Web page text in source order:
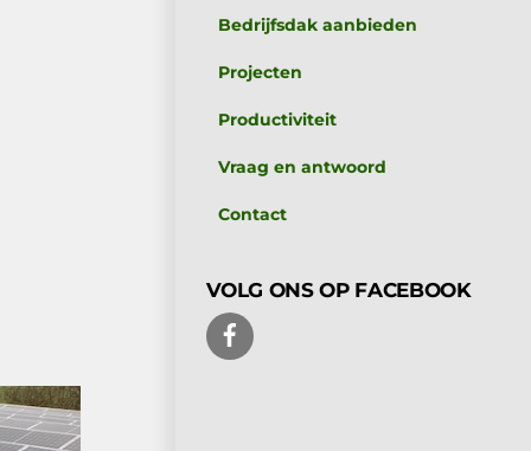
Bedrijfsdak aanbieden
Projecten
Productiviteit
Vraag en antwoord
Contact
VOLG ONS OP FACEBOOK